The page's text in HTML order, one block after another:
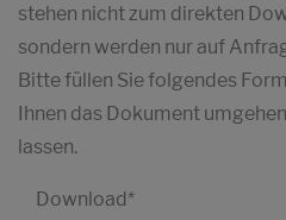
stehen nicht zum direkten
sondern werden nur auf
Bitte füllen Sie folgendes
Ihnen das Dokument
lassen.
Download*